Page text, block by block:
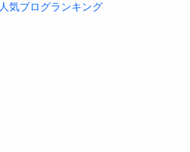
人気ブログランキング